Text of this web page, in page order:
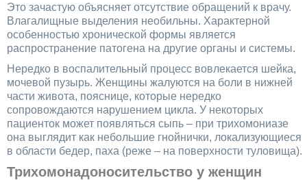
Это зачастую объясняет отсутствие обращений к врачу.
Влагалищные выделения необильны. Характерной
особенностью хронической формы является
распространение патогена на другие органы и системы.
Нередко в воспалительный процесс вовлекается шейка,
мочевой пузырь. Женщины жалуются на боли в нижней
части живота, пояснице, которые нередко
сопровождаются нарушением цикла. У некоторых
пациенток может появляться сыпь – при трихомониазе
она выглядит как небольшие гнойнички, локализующиеся
в области бедер, паха (реже – на поверхности туловища).
Трихомонадоносительство у женщин